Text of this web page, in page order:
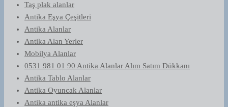
Taş plak alanlar
Antika Eşya Çeşitleri
Antika Alanlar
Antika Alan Yerler
Mobilya Alanlar
0531 981 01 90 Antika Alanlar Alım Satım Dükkanı
Antika Tablo Alanlar
Antika Oyuncak Alanlar
Antika antika eşya Alanlar